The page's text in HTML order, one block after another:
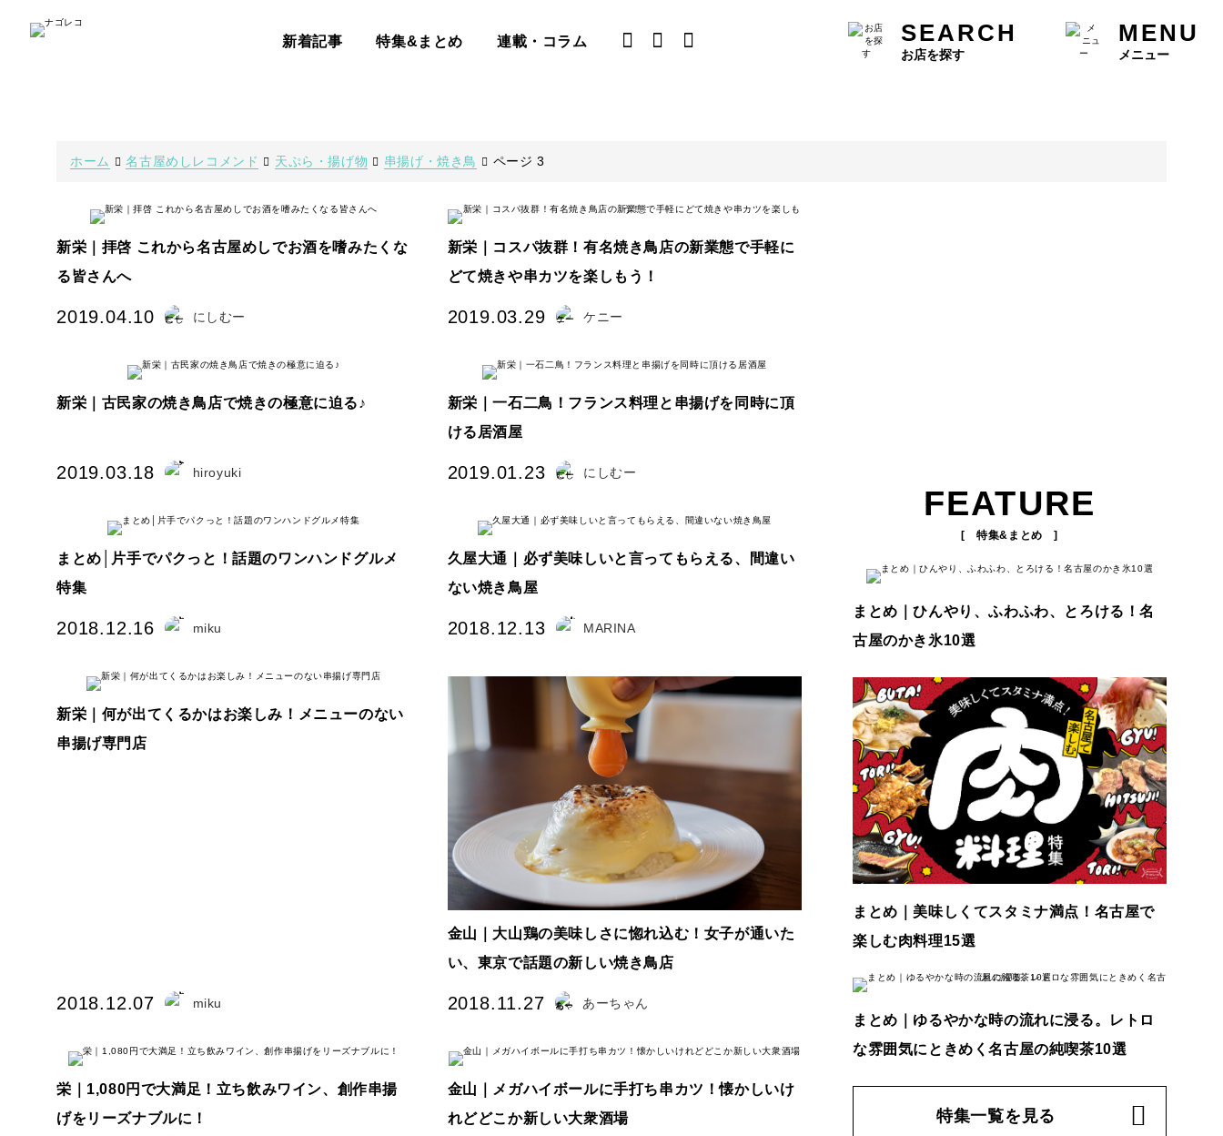
新着記事 特集&まとめ 連載・コラム SEARCH
お店を探す
MENU
メニュー
ホーム 名古屋めしレコメンド 天ぷら・揚げ物 串揚げ・焼き鳥 ページ 3
新栄｜拝啓 これから名古屋めしでお酒を嗜みたくな
る皆さんへ
2019.04.10 にしむー
新栄｜コスパ抜群！有名焼き鳥店の新業態で手軽に
どて焼きや串カツを楽しもう！
2019.03.29 ケニー
新栄｜古民家の焼き鳥店で焼きの極意に迫る♪
2019.03.18 hiroyuki
新栄｜一石二鳥！フランス料理と串揚げを同時に頂
ける居酒屋
2019.01.23 にしむー
まとめ│片手でパクっと！話題のワンハンドグルメ
特集
2018.12.16 miku
久屋大通｜必ず美味しいと言ってもらえる、間違い
ない焼き鳥屋
2018.12.13 MARINA
新栄｜何が出てくるかはお楽しみ！メニューのない
串揚げ専門店
2018.12.07 miku
金山｜大山鶏の美味しさに惚れ込む！女子が通いた
い、東京で話題の新しい焼き鳥店
2018.11.27 あーちゃん
栄｜1,080円で大満足！立ち飲みワイン、創作串揚
げをリーズナブルに！
金山｜メガハイボールに手打ち串カツ！懐かしいけ
れどどこか新しい大衆酒場
FEATURE
[ 特集&まとめ ]
まとめ｜ひんやり、ふわふわ、とろける！名
古屋のかき氷10選
まとめ｜美味しくてスタミナ満点！名古屋で
楽しむ肉料理15選
まとめ｜ゆるやかな時の流れに浸る。レトロ
な雰囲気にときめく名古屋の純喫茶10選
特集一覧を見る